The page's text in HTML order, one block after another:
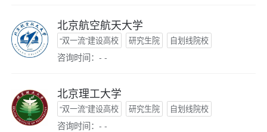
北京航空航天大学
“双一流”建设高校 研究生院 自划线院校
咨询时间：- -
北京理工大学
“双一流”建设高校 研究生院 自划线院校
咨询时间：- -